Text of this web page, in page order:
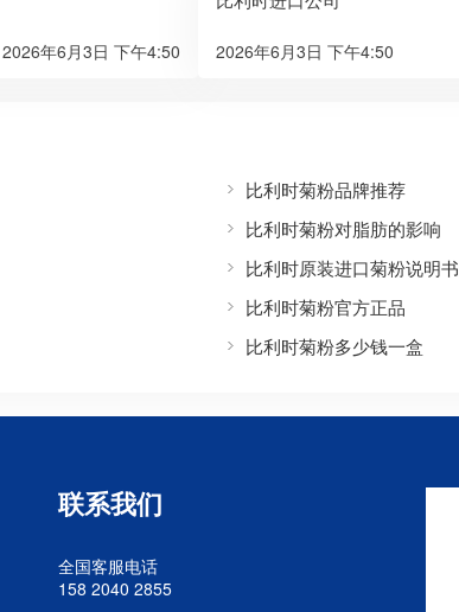
2026年6月3日 下午4:50 2026年6月3日 下午4:50
比利时菊粉品牌推荐
比利时菊粉对脂肪的影响
比利时原装进口菊粉说明书
比利时菊粉官方正品
比利时菊粉多少钱一盒
联系我们
全国客服电话
158 2040 2855